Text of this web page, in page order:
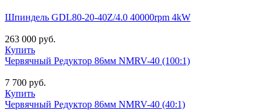
Шпиндель GDL80-20-40Z/4.0 40000rpm 4kW
263 000 руб.
Купить
Червячный Редуктор 86мм NMRV-40 (100:1)
7 700 руб.
Купить
Червячный Редуктор 86мм NMRV-40 (40:1)